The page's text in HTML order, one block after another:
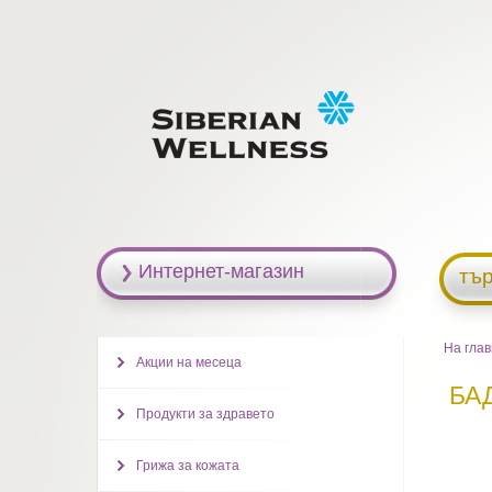
На
Интернет-магазин
Акции на месеца
Продукти за здравето
Грижа за кожата